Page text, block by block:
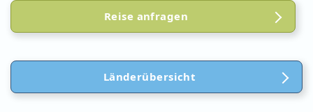
Reise anfragen
Länderübersicht